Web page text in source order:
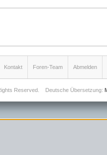
Kontakt Foren-Team Abmelden
Reserved. Deutsche Übersetzung: